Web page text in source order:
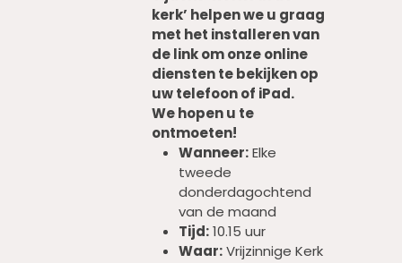
kerk’ helpen we u graag
met het installeren van
de link om onze online
diensten te bekijken op
uw telefoon of iPad.
We hopen u te
ontmoeten!
Wanneer:Elke
tweede
donderdagochtend
van de maand
Tijd:10.15 uur
Waar:Vrijzinnige Kerk